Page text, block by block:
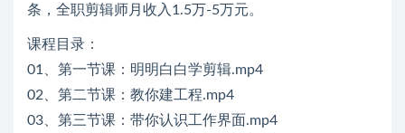
条，全职剪辑师月收入1.5万-5万元。
课程目录：
01、第一节课：明明白白学剪辑.mp4
02、第二节课：教你建工程.mp4
03、第三节课：带你认识工作界面.mp4